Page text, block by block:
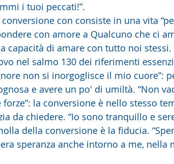
i tuoi peccati!”.
conversione con consiste in una vita
con amore a Qualcuno che ci
capacità di amare con tutto noi stessi.
nel salmo 130 dei riferimenti
non si inorgoglisce il mio cuore”:
e avere un po' di umiltà. “Non
forze”: la conversione è nello stesso
da chiedere. “Io sono tranquillo e
della conversione è la fiducia.
speranza anche intorno a me, nella